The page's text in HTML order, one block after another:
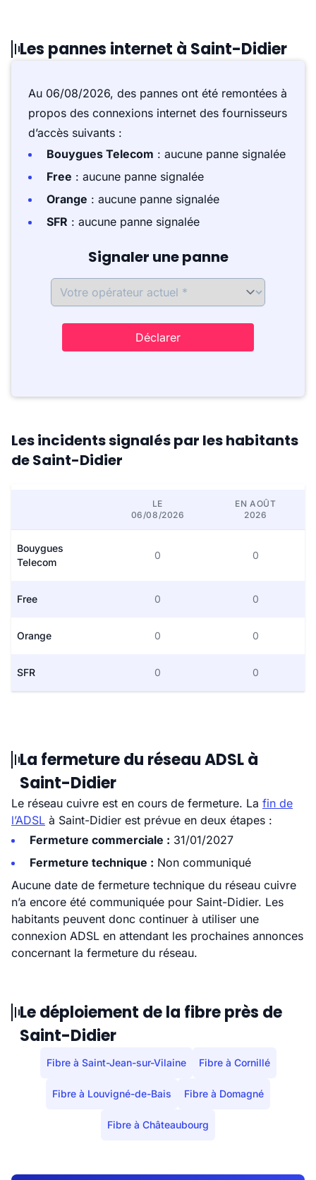
Les pannes internet à Saint-Didier
Au 06/08/2026, des pannes ont été remontées à
propos des connexions internet des fournisseurs
d’accès suivants :
Bouygues Telecom : aucune panne signalée
Free : aucune panne signalée
Orange : aucune panne signalée
SFR : aucune panne signalée
Signaler une panne
Déclarer
Les incidents signalés par les habitants
de Saint-Didier
LE
06/08/2026
EN AOÛT
2026
Bouygues
Telecom
0 0
Free 0 0
Orange 0 0
SFR 0 0
La fermeture du réseau ADSL à
Saint-Didier
Le réseau cuivre est en cours de fermeture. La fin de
l’ADSL à Saint-Didier est prévue en deux étapes :
Fermeture commerciale : 31/01/2027
Fermeture technique : Non communiqué
Aucune date de fermeture technique du réseau cuivre
n’a encore été communiquée pour Saint-Didier. Les
habitants peuvent donc continuer à utiliser une
connexion ADSL en attendant les prochaines annonces
concernant la fermeture du réseau.
Le déploiement de la fibre près de
Saint-Didier
Fibre à Saint-Jean-sur-Vilaine Fibre à Cornillé
Fibre à Louvigné-de-Bais Fibre à Domagné
Fibre à Châteaubourg